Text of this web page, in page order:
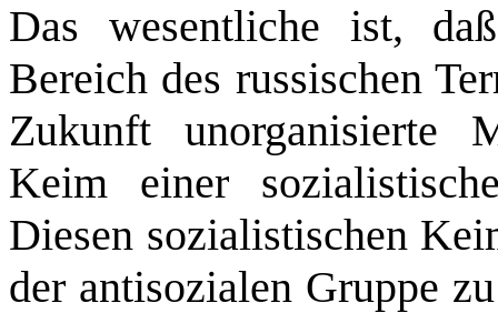
Das wesentliche ist,
Bereich des russischen
Zukunft unorganisierte
Keim einer
Diesen sozialistischen
der antisozialen Gruppe